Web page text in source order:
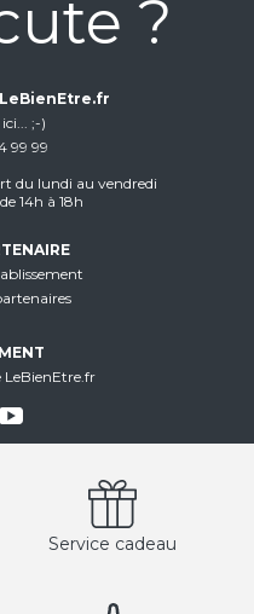
?
LeBienEtre.fr
;-)
99 99
du lundi au vendredi
14h à 18h
Service cadeau